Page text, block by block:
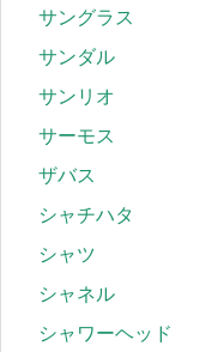
サングラス
サンダル
サンリオ
サーモス
ザバス
シャチハタ
シャツ
シャネル
シャワーヘッド